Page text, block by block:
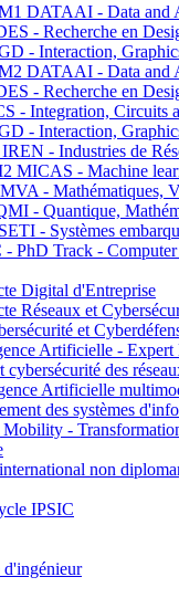
DATAAI - Data and
- Recherche en
- Interaction,
DATAAI - Data and
- Recherche en
- Integration, Circuits
- Interaction,
- Industries de
MICAS - Machine
- Mathématiques,
- Quantique,
- Systèmes
PhD Track - Computer
Digital d'Entreprise
Réseaux et
et
Artificielle -
des
Artificielle
des systèmes
-
non
IPSIC